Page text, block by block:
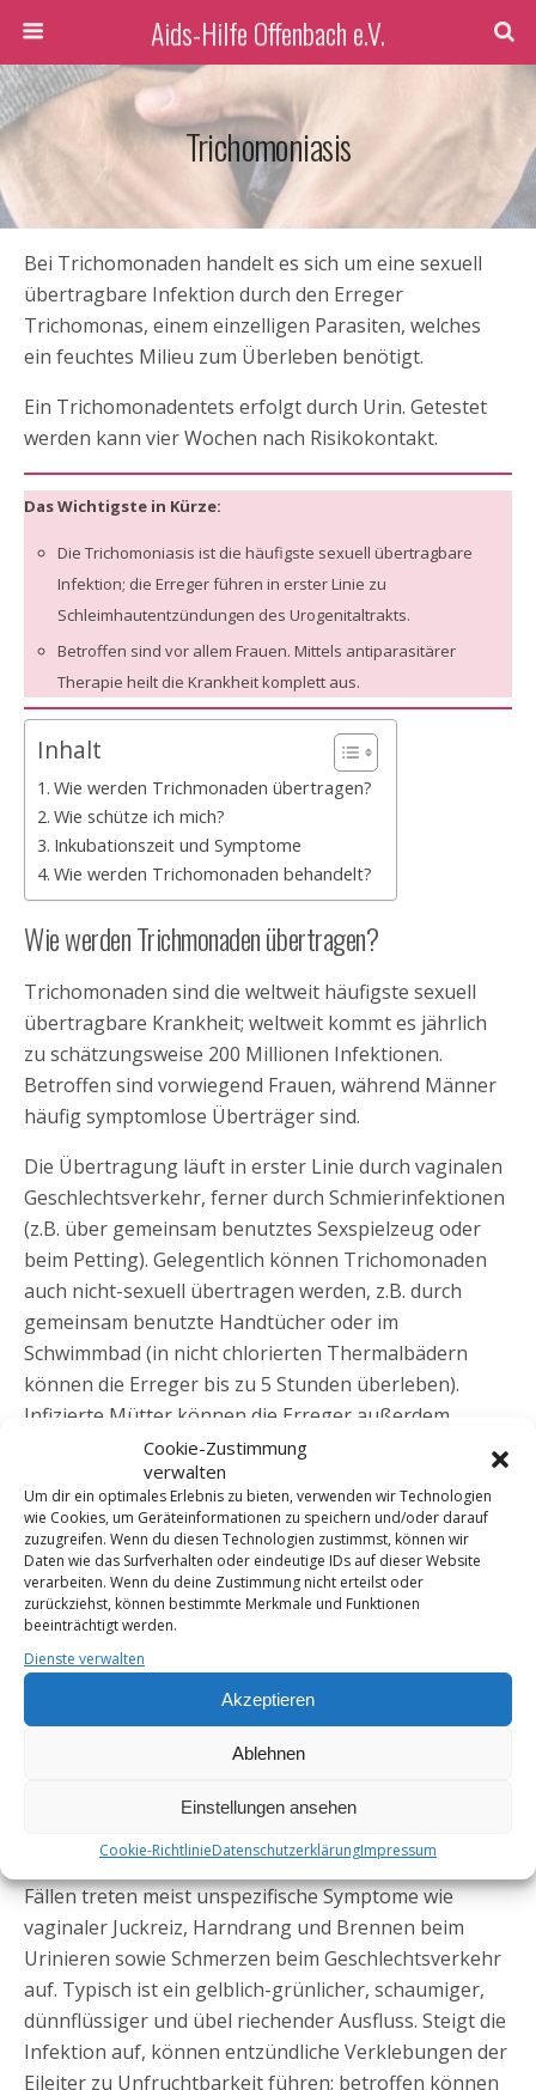
Cookie-Zustimmung
verwalten
Um dir ein optimales Erlebnis zu bieten, verwenden wir Technologien
wie Cookies, um Geräteinformationen zu speichern und/oder darauf
zuzugreifen. Wenn du diesen Technologien zustimmst, können wir
Daten wie das Surfverhalten oder eindeutige IDs auf dieser Website
verarbeiten. Wenn du deine Zustimmung nicht erteilst oder
zurückziehst, können bestimmte Merkmale und Funktionen
beeinträchtigt werden.
Dienste verwalten
Akzeptieren
Ablehnen
Einstellungen ansehen
Cookie-RichtlinieDatenschutzerklärungImpressum
Aids-Hilfe Offenbach e.V.
Trichomoniasis
Bei Trichomonaden handelt es sich um eine sexuell
übertragbare Infektion durch den Erreger
Trichomonas, einem einzelligen Parasiten, welches
ein feuchtes Milieu zum Überleben benötigt.
Ein Trichomonadentets erfolgt durch Urin. Getestet
werden kann vier Wochen nach Risikokontakt.
Das Wichtigste in Kürze:
Die Trichomoniasis ist die häufigste sexuell übertragbare
Infektion; die Erreger führen in erster Linie zu
Schleimhautentzündungen des Urogenitaltrakts.
Betroffen sind vor allem Frauen. Mittels antiparasitärer
Therapie heilt die Krankheit komplett aus.
Inhalt
Wie werden Trichmonaden übertragen?
Wie schütze ich mich?
Inkubationszeit und Symptome
Wie werden Trichomonaden behandelt?
Wie werden Trichmonaden übertragen?
Trichomonaden sind die weltweit häufigste sexuell
übertragbare Krankheit; weltweit kommt es jährlich
zu schätzungsweise 200 Millionen Infektionen.
Betroffen sind vorwiegend Frauen, während Männer
häufig symptomlose Überträger sind.
Die Übertragung läuft in erster Linie durch vaginalen
Geschlechtsverkehr, ferner durch Schmierinfektionen
(z.B. über gemeinsam benutztes Sexspielzeug oder
beim Petting). Gelegentlich können Trichomonaden
auch nicht-sexuell übertragen werden, z.B. durch
gemeinsam benutzte Handtücher oder im
Schwimmbad (in nicht chlorierten Thermalbädern
können die Erreger bis zu 5 Stunden überleben).
Infizierte Mütter können die Erreger außerdem
während der Geburt auf das Neugeboren übertragen.
Wie schütze ich mich?
Kondome und Femidome beim Vaginalverkehr
reduzieren das Risiko einer Infektion erheblich.
Allerdings können Trichomonaden leicht auch durch
andere Sexualpraktiken übertragen werden.
Inkubationszeit und Symptome
Die Inkubationszeit beträgt wenige Tage bis vier
die Infektion dauerhaft symptomlos. In den anderen
Fällen treten meist unspezifische Symptome wie
vaginaler Juckreiz, Harndrang und Brennen beim
Urinieren sowie Schmerzen beim Geschlechtsverkehr
auf. Typisch ist ein gelblich-grünlicher, schaumiger,
dünnflüssiger und übel riechender Ausfluss. Steigt die
Infektion auf, können entzündliche Verklebungen der
Eileiter zu Unfruchtbarkeit führen; betroffen können